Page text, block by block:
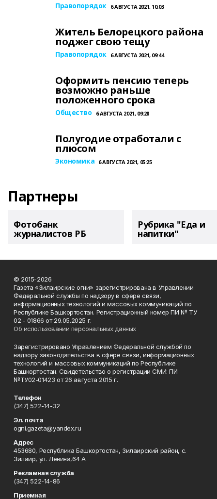
Правопорядок 6 АВГУСТА 2021, 10:03
Житель Белорецкого района
поджег свою тещу
Правопорядок 6 АВГУСТА 2021, 09:44
Оформить пенсию теперь
возможно раньше
положенного срока
Общество 6 АВГУСТА 2021, 09:28
Полугодие отработали с
плюсом
Экономика 6 АВГУСТА 2021, 05:25
Партнеры
Фотобанк
журналистов РБ
Рубрика "Еда и
напитки"
© 2015-2026
Газета «Зилаирские огни» зарегистрирована в Управлении
Федеральной службы по надзору в сфере связи,
информационных технологий и массовых коммуникаций по
Республике Башкортостан. Регистрационный номер ПИ № ТУ
02 - 01866 от 29.05.2025 г.
Об использовании персональных данных
Зарегистрировано Управлением Федеральной службой по
надзору законодательства в сфере связи, информационных
технологий и массовых коммуникаций по Республике
Башкортостан. Свидетельство о регистрации СМИ: ПИ
№ТУ02-01423 от 26 августа 2015 г.
Телефон
(347) 522-14-32
Эл. почта
ogni.gazeta@yandex.ru
Адрес
453680, Республика Башкортостан, Зилаирский район, с.
Зилаир, ул. Ленина,64 А
Рекламная служба
(347) 522-14-86
Приемная